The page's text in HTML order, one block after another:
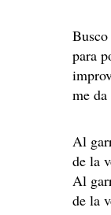
para
me
Al
de la
Al
de la